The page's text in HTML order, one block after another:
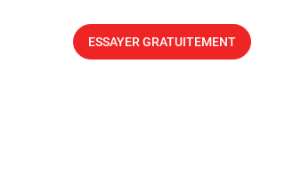
ESSAYER GRATUITEMENT